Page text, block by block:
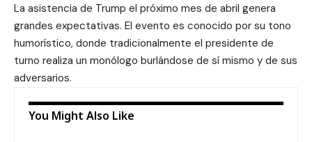
La asistencia de Trump el próximo mes de abril genera
grandes expectativas. El evento es conocido por su tono
humorístico, donde tradicionalmente el presidente de
turno realiza un monólogo burlándose de sí mismo y de sus
adversarios.
You Might Also Like